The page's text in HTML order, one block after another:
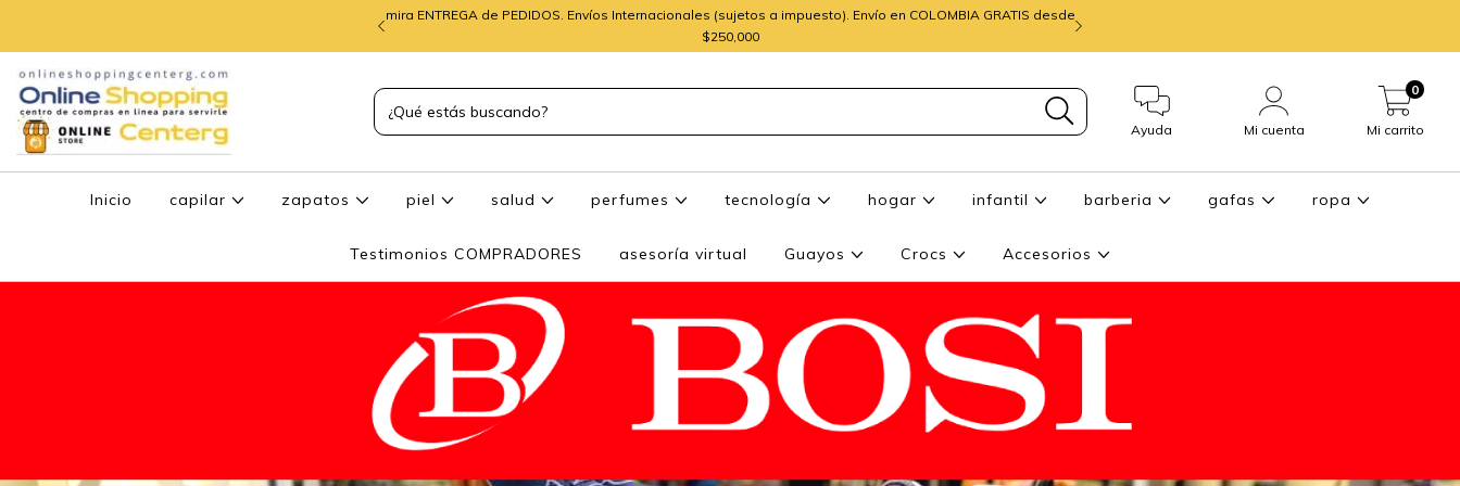
mira ENTREGA de PEDIDOS. Envíos Internacionales (sujetos a impuesto). Envío en COLOMBIA GRATIS desde
$250,000
Ayuda Mi cuenta Mi carrito
0
Inicio capilar zapatos piel salud perfumes tecnología hogar infantil barberia gafas ropa
Testimonios COMPRADORES asesoría virtual Guayos Crocs Accesorios